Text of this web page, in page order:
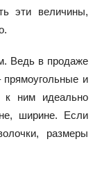
эти величины,
Ведь в продаже
и
к ним идеально
ширине. Если
размеры